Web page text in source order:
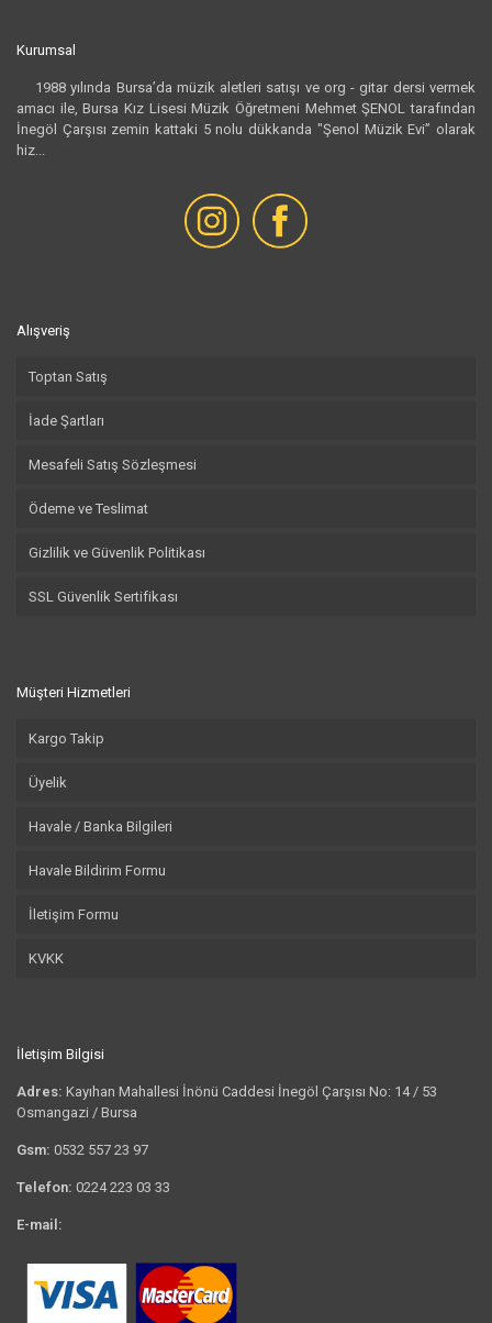
Kurumsal
1988 yılında Bursa’da müzik aletleri satışı ve org - gitar dersi vermek
amacı ile, Bursa Kız Lisesi Müzik Öğretmeni Mehmet ŞENOL tarafından
İnegöl Çarşısı zemin kattaki 5 nolu dükkanda "Şenol Müzik Evi” olarak
hiz...
Alışveriş
Toptan Satış
İade Şartları
Mesafeli Satış Sözleşmesi
Ödeme ve Teslimat
Gizlilik ve Güvenlik Politikası
SSL Güvenlik Sertifikası
Müşteri Hizmetleri
Kargo Takip
Üyelik
Havale / Banka Bilgileri
Havale Bildirim Formu
İletişim Formu
KVKK
İletişim Bilgisi
Adres: Kayıhan Mahallesi İnönü Caddesi İnegöl Çarşısı No: 14 / 53
Osmangazi / Bursa
Gsm: 0532 557 23 97
Telefon: 0224 223 03 33
E-mail: